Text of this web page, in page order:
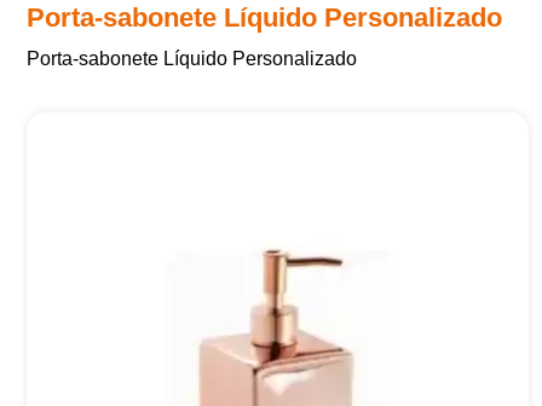
Porta-sabonete Líquido Personalizado
Porta-sabonete Líquido Personalizado
Iniciar conversa